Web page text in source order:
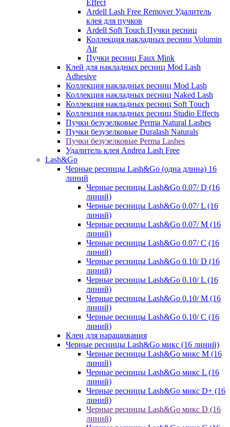
Effect
Ardell Lash Free Remover Удалитель
клея для пучков
Ardell Soft Touch Пучки ресниц
Коллекция накладных ресниц Volumin
Air
Пучки ресниц Faux Mink
Клей для накладных ресниц Mod Lash
Adhesive
Коллекция накладных ресниц Mod Lash
Коллекция накладных ресниц Naked Lash
Коллекция накладных ресниц Soft Touch
Коллекция накладных ресниц Studio Effects
Пучки безузелковые Perma Natural Lashes
Пучки безузелковые Duralash Naturals
Пучки безузелковые Perma Lashes
Удалитель клея Andrea Lash Free
Lash&Go
Черные ресницы Lash&Go (одна длина) 16
линий
Черные ресницы Lash&Go 0.07/ D (16
линий)
Черные ресницы Lash&Go 0.07/ L (16
линий)
Черные ресницы Lash&Go 0.07/ М (16
линий)
Черные ресницы Lash&Go 0.07/ С (16
линий)
Черные ресницы Lash&Go 0.10/ D (16
линий)
Черные ресницы Lash&Go 0.10/ L (16
линий)
Черные ресницы Lash&Go 0.10/ М (16
линий)
Черные ресницы Lash&Go 0.10/ С (16
линий)
Клеи для наращивания
Черные ресницы Lash&Go микс (16 линий)
Черные ресницы Lash&Go микс M (16
линий)
Черные ресницы Lash&Go микс L (16
линий)
Черные ресницы Lash&Go микс D+ (16
линий)
Черные ресницы Lash&Go микс D (16
линий)